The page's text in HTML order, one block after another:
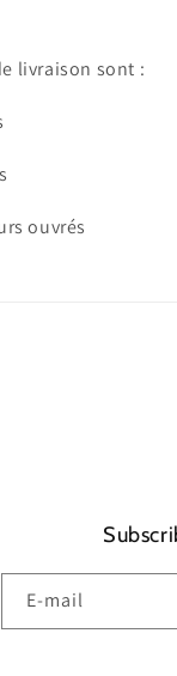
livraison sont :
ouvrés
E-mail